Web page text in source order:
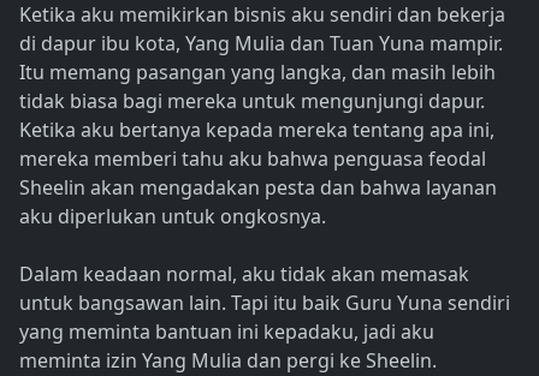
Ketika aku memikirkan bisnis aku sendiri dan bekerja
di dapur ibu kota, Yang Mulia dan Tuan Yuna mampir.
Itu memang pasangan yang langka, dan masih lebih
tidak biasa bagi mereka untuk mengunjungi dapur.
Ketika aku bertanya kepada mereka tentang apa ini,
mereka memberi tahu aku bahwa penguasa feodal
Sheelin akan mengadakan pesta dan bahwa layanan
aku diperlukan untuk ongkosnya.
Dalam keadaan normal, aku tidak akan memasak
untuk bangsawan lain. Tapi itu baik Guru Yuna sendiri
yang meminta bantuan ini kepadaku, jadi aku
meminta izin Yang Mulia dan pergi ke Sheelin.